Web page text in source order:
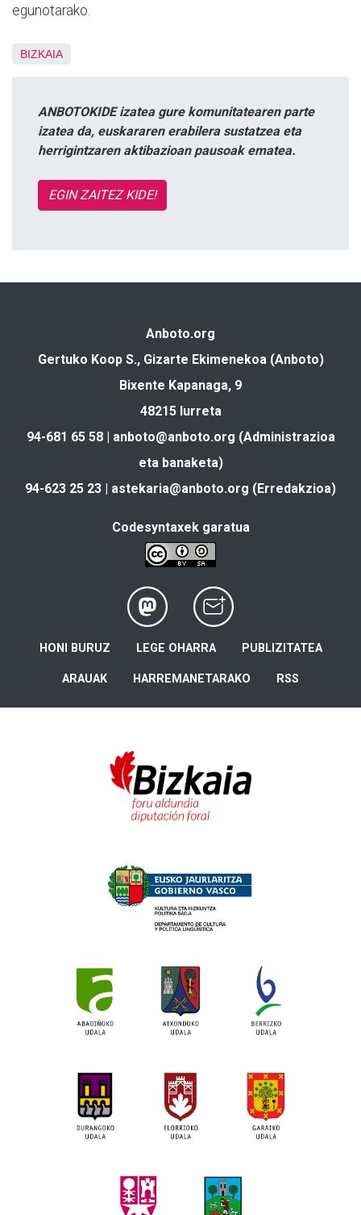
egunotarako.
BIZKAIA
ANBOTOKIDE izatea gure komunitatearen parte
izatea da, euskararen erabilera sustatzea eta
herrigintzaren aktibazioan pausoak ematea.
EGIN ZAITEZ KIDE!
Anboto.org
Gertuko Koop S., Gizarte Ekimenekoa (Anboto)
Bixente Kapanaga, 9
48215 Iurreta
94-681 65 58 | anboto@anboto.org (Administrazioa
eta banaketa)
94-623 25 23 | astekaria@anboto.org (Erredakzioa)
Codesyntaxek garatua
HONI BURUZ LEGE OHARRA PUBLIZITATEA
ARAUAK HARREMANETARAKO RSS